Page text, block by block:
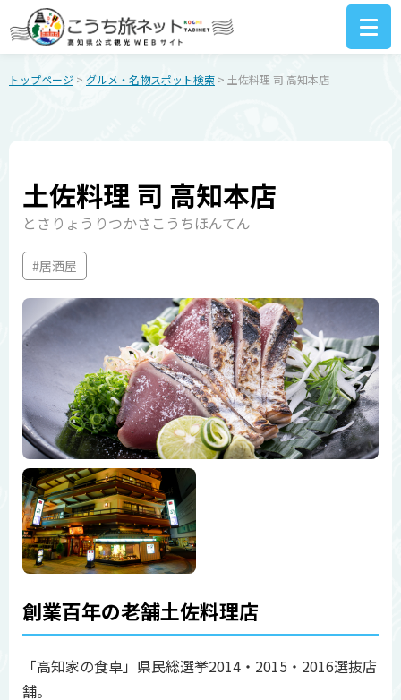
トップページ > グルメ・名物スポット検索 > 土佐料理 司 高知本店
土佐料理 司 高知本店
とさりょうりつかさこうちほんてん
#居酒屋
創業百年の老舗土佐料理店
「高知家の食卓」県民総選挙2014・2015・2016選抜店
舗。